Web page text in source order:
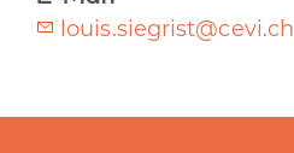
louis.siegrist@cevi.ch